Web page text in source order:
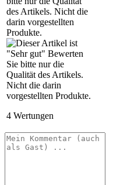
4 Wertungen